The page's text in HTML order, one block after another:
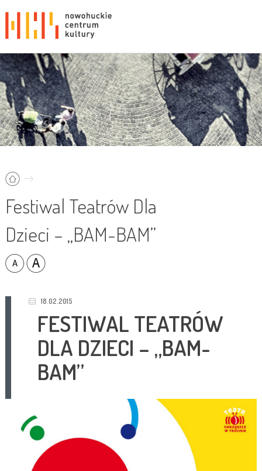
Festiwal Teatrów Dla
Dzieci – „BAM-BAM”
18.02.2015
FESTIWAL TEATRÓW
DLA DZIECI – „BAM-
BAM”